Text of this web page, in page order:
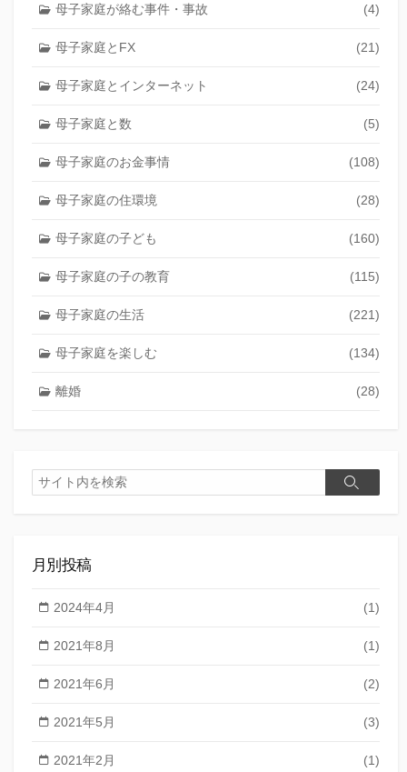
母子家庭が絡む事件・事故 (4)
母子家庭とFX (21)
母子家庭とインターネット (24)
母子家庭と数 (5)
母子家庭のお金事情 (108)
母子家庭の住環境 (28)
母子家庭の子ども (160)
母子家庭の子の教育 (115)
母子家庭の生活 (221)
母子家庭を楽しむ (134)
離婚 (28)
検
索
検
月別投稿
2024年4月 (1)
2021年8月 (1)
2021年6月 (2)
2021年5月 (3)
2021年2月 (1)